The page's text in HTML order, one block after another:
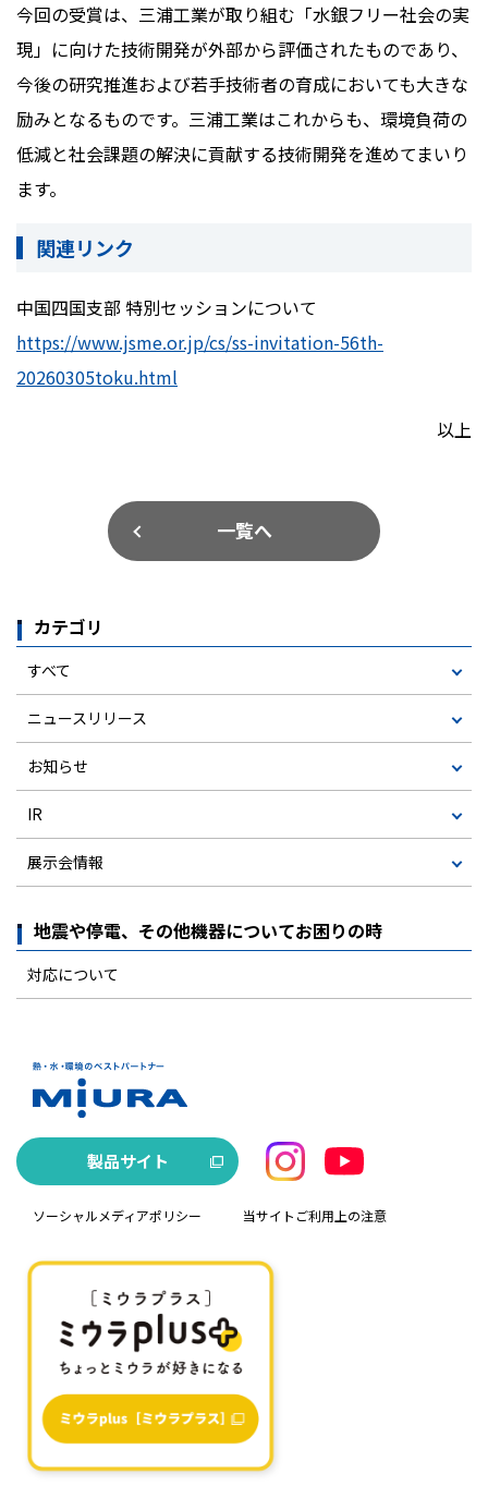
今回の受賞は、三浦工業が取り組む「水銀フリー社会の実
現」に向けた技術開発が外部から評価されたものであり、
今後の研究推進および若手技術者の育成においても大きな
励みとなるものです。三浦工業はこれからも、環境負荷の
低減と社会課題の解決に貢献する技術開発を進めてまいり
ます。
関連リンク
中国四国支部 特別セッションについて
https://www.jsme.or.jp/cs/ss-invitation-56th-
20260305toku.html
以上
一覧へ
カテゴリ
すべて
ニュースリリース
お知らせ
IR
展示会情報
地震や停電、その他機器についてお困りの時
対応について
製品サイト
ソーシャルメディアポリシー 当サイトご利用上の注意